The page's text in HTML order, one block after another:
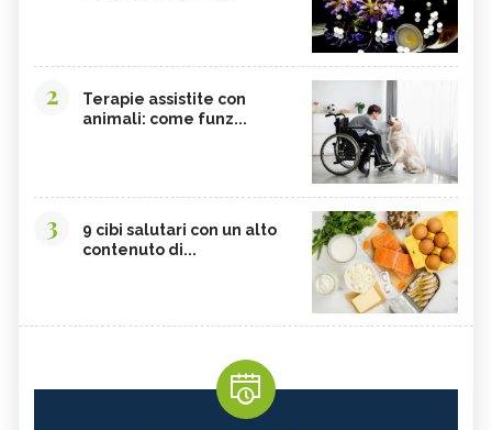
2
Terapie assistite con
animali: come funz...
3
9 cibi salutari con un alto
contenuto di...